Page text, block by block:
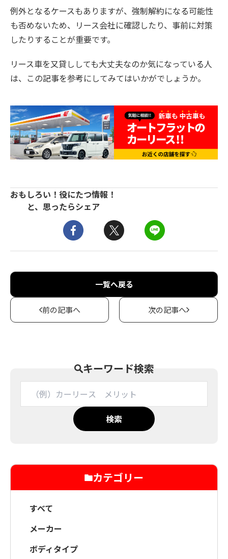
例外となるケースもありますが、強制解約になる可能性
も否めないため、リース会社に確認したり、事前に対策
したりすることが重要です。
リース車を又貸ししても大丈夫なのか気になっている人
は、この記事を参考にしてみてはいかがでしょうか。
おもしろい！役にたつ情報！
と、思ったらシェア
一覧へ戻る
前の記事へ 次の記事へ
キーワード検索
検索
カテゴリー
すべて
メーカー
ボディタイプ